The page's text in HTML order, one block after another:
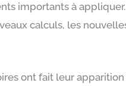
importants à
calculs, les
ont fait leur